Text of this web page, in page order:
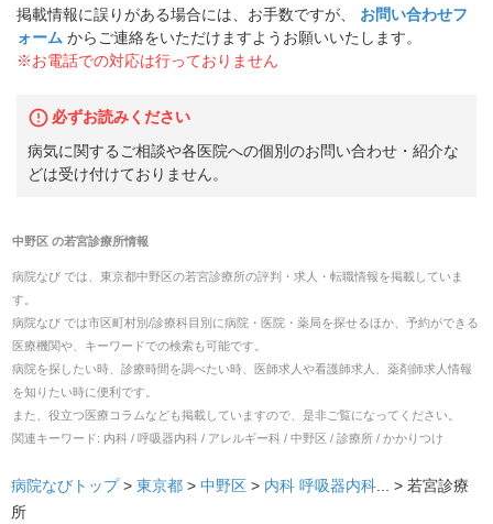
掲載情報に誤りがある場合には、お手数ですが、
お問い合わせフ
ォーム からご連絡をいただけますようお願いいたします。
※お電話での対応は行っておりません
必ずお読みください
病気に関するご相談や各医院への個別のお問い合わせ・紹介な
どは受け付けておりません。
中野区の若宮診療所情報
病院なび では、 東京都中野区の若宮診療所の評判・求人・転職情報を掲載していま
す。
病院なび では市区町村別/診療科目別に病院・医院・薬局を探せるほか、予約ができる
医療機関や、キーワードでの検索も可能です。
病院を探したい時、診療時間を調べたい時、医師求人や看護師求人、薬剤師求人情報
を知りたい時に便利です。
また、役立つ医療コラムなども掲載していますので、是非ご覧になってください。
関連キーワード: 内科 / 呼吸器内科 / アレルギー科 / 中野区 / 診療所 / かかりつけ
病院なびトップ> 東京都 > 中野区 > 内科 呼吸器内科 ... > 若宮診療
所